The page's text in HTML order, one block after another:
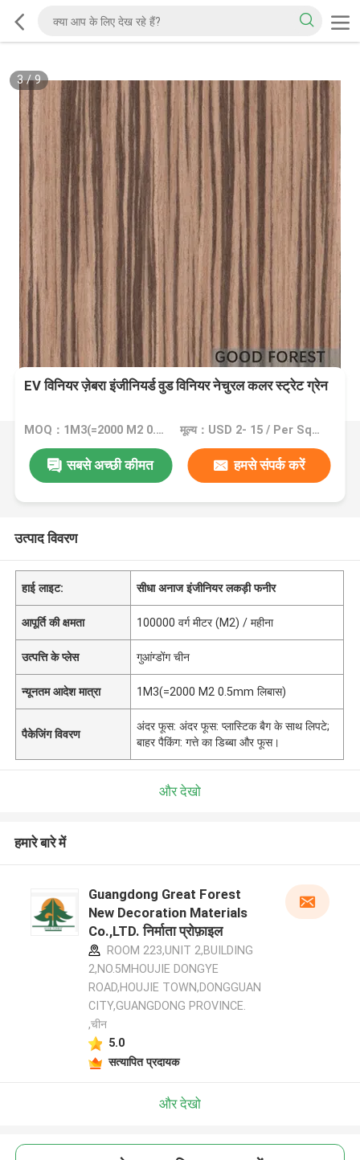
3/9
EV विनियर ज़ेबरा इंजीनियर्ड वुड विनियर नेचुरल कलर स्ट्रेट ग्रेन
MOQ：1M3(=2000 M2 0.5mm लिबास) मूल्य：USD 2- 15 / Per Square Meter (M2)
सबसे अच्छी कीमत हमसे संपर्क करें
उत्पाद विवरण
हाई लाइट: सीधा अनाज इंजीनियर लकड़ी फनीर
आपूर्ति की क्षमता 100000 वर्ग मीटर (M2) / महीना
उत्पत्ति के प्लेस गुआंग्डोंग चीन
न्यूनतम आदेश मात्रा 1M3(=2000 M2 0.5mm लिबास)
पैकेजिंग विवरण
अंदर फूस: अंदर फूस: प्लास्टिक बैग के साथ लिपटे;
बाहर पैकिंग: गत्ते का डिब्बा और फूस।
और देखो
हमारे बारे में
Guangdong Great Forest
New Decoration Materials
Co.,LTD. निर्माता प्रोफ़ाइल
ROOM 223,UNIT 2,BUILDING
2,NO.5MHOUJIE DONGYE
ROAD,HOUJIE TOWN,DONGGUAN
CITY,GUANGDONG PROVINCE.
,चीन
5.0
सत्यापित प्रदायक
और देखो